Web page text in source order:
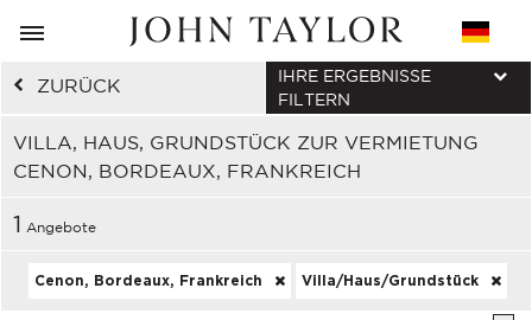
ZURÜCK
VILLA, HAUS, GRUNDSTÜCK ZUR VERMIETUNG
CENON, BORDEAUX, FRANKREICH
IHRE ERGEBNISSE
FILTERN
1 Angebote
Cenon, Bordeaux, Frankreich Villa/Haus/Grundstück